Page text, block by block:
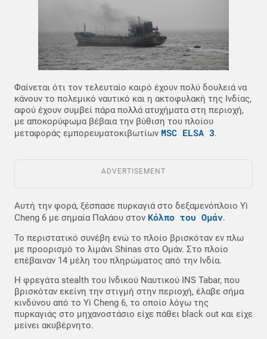
Φαίνεται ότι τον τελευταίο καιρό έχουν πολύ δουλειά να
κάνουν το πολεμικό ναυτικό και η ακτοφυλακή της Ινδίας,
αφού έχουν συμβεί πάρα πολλά ατυχήματα στη περιοχή,
με αποκορύφωμα βέβαια την βύθιση του πλοίου
μεταφοράς εμπορευματοκιβωτίων MSC ELSA 3.
ADVERTISEMENT
Αυτή την φορά, ξέσπασε πυρκαγιά στο δεξαμενόπλοιο Yi
Cheng 6 με σημαία Παλάου στον Κόλπο του Ομάν.
Το περιστατικό συνέβη ενώ το πλοίο βρισκόταν εν πλω
με προορισμό το λιμάνι Shinas στο Ομάν. Στο πλοίο
επέβαιναν 14 μέλη του πληρώματος από την Ινδία.
Η φρεγάτα stealth του Ινδικού Ναυτικού INS Tabar, που
βρισκόταν εκείνη την στιγμή στην περιοχή, έλαβε σήμα
κινδύνου από το Yi Cheng 6, το οποίο λόγω της
πυρκαγιάς στο μηχανοστάσιο είχε πάθει black out και είχε
μείνει ακυβέρνητο.